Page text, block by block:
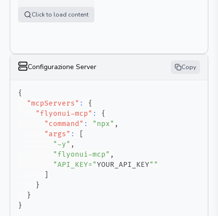
Click to load content
Configurazione Server Copy
{
"mcpServers" :
{
"flyonui-mcp" :
{
"command" : "npx" ,
"args" :
"-y" ,
"flyonui-mcp" ,
"API_KEY="YOUR_API_KEY""
}
}
}